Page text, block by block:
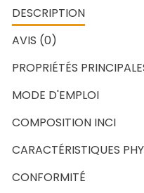
DESCRIPTION
AVIS (0)
PROPRIÉTÉS
MODE D'EMPLOI
COMPOSITION INCI
CARACTÉRISTIQUES
CONFORMITÉ